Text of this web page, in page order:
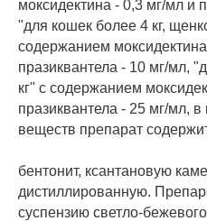
моксидектина - 0,3 мг/мл и
"для кошек более 4 кг,
содержанием
празиквантела - 10 мг/мл,
кг" с содержанием
празиквантела - 25 мг/мл,
веществ препарат
бентонит, ксантановую
дистиллированную.
суспензию светло-